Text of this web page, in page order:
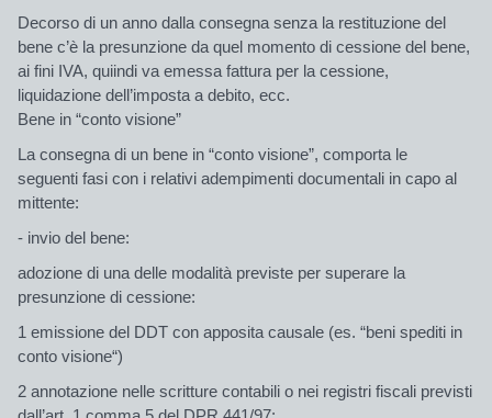
Decorso di un anno dalla consegna senza la restituzione del
bene c’è la presunzione da quel momento di cessione del bene,
ai fini IVA, quiindi va emessa fattura per la cessione,
liquidazione dell’imposta a debito, ecc.
Bene in “conto visione”
La consegna di un bene in “conto visione”, comporta le
seguenti fasi con i relativi adempimenti documentali in capo al
mittente:
- invio del bene:
adozione di una delle modalità previste per superare la
presunzione di cessione:
1 emissione del DDT con apposita causale (es. “beni spediti in
conto visione“)
2 annotazione nelle scritture contabili o nei registri fiscali previsti